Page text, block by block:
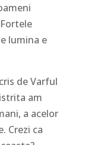
lumina e
de Varful
am
a acelor
Crezi ca